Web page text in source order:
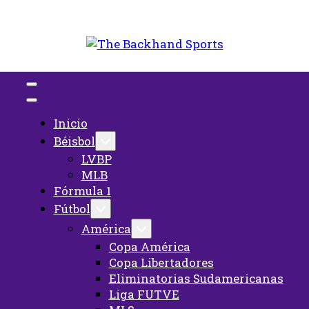
Inicio
Inicio
Béisbol
LVBP
MLB
Fórmula 1
Fútbol
América
Copa América
Copa Libertadores
Eliminatorias Sudamericanas
Liga FUTVE